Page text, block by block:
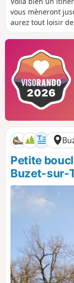
s
t
a
n
r
é
e
vous mèneront
aurez tout loisir
maison de la
naturel sensible.
en vigueur.
Petite
Buzet-sur-